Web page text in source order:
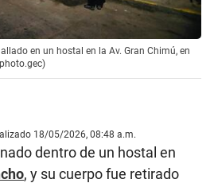
en un hostal en la Av. Gran Chimú, en
18/05/2026, 08:48 a.m.
dentro de un hostal en
, y su cuerpo fue retirado